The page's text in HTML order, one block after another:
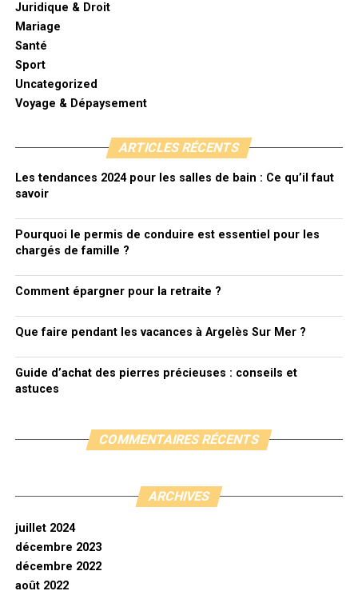
Juridique & Droit
Mariage
Santé
Sport
Uncategorized
Voyage & Dépaysement
ARTICLES RÉCENTS
Les tendances 2024 pour les salles de bain : Ce qu’il faut
savoir
Pourquoi le permis de conduire est essentiel pour les
chargés de famille ?
Comment épargner pour la retraite ?
Que faire pendant les vacances à Argelès Sur Mer ?
Guide d’achat des pierres précieuses : conseils et
astuces
COMMENTAIRES RÉCENTS
ARCHIVES
juillet 2024
décembre 2023
décembre 2022
août 2022